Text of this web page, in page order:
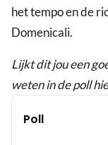
het tempo en de
Domenicali.
Lijkt dit jou een
weten in de poll
Poll